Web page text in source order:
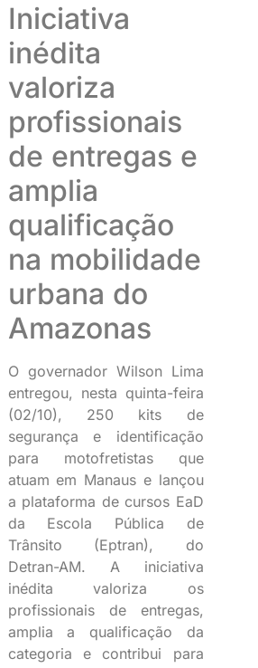
Iniciativa
inédita
valoriza
profissionais
de entregas e
amplia
qualificação
na mobilidade
urbana do
Amazonas
O governador Wilson Lima
entregou, nesta quinta-feira
(02/10), 250 kits de
segurança e identificação
para motofretistas que
atuam em Manaus e lançou
a plataforma de cursos EaD
da Escola Pública de
Trânsito (Eptran), do
Detran-AM. A iniciativa
inédita valoriza os
profissionais de entregas,
amplia a qualificação da
categoria e contribui para